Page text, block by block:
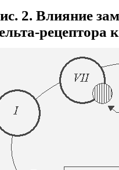
2. Влияние
рецептора